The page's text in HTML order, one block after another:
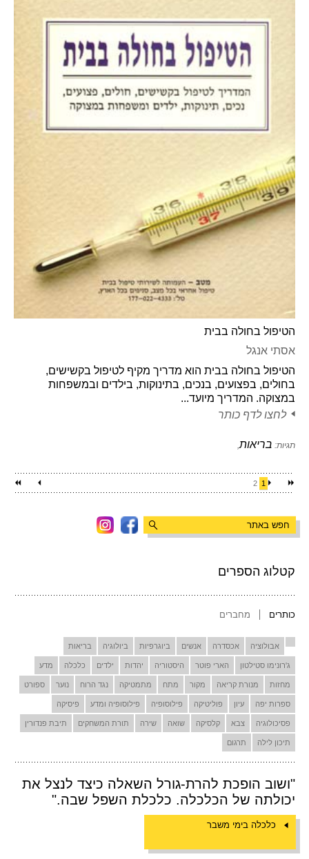
קטלוג הספרים
כותרים מחברים
אבולוציה אכסדרה אנשים ביוגרפיות ביולוגיה בריאות
ג'רונימו סטילטון הארי פוטר היסטוריה יהדות ילדים כלכלה מדע
מחזות מנורת קריאה מקור מתח מתמטיקה נגד הרוח נוער ספורט
ספרות יפה עיון פוליטיקה פילוסופיה פילוסופיה ומדע פיסיקה
פסיכולוגיה צבא קלסיקה שואה שירה תורת המשחקים תיבת פנדורין
תיכון לילה תרגום
"ושוב הופכת להרת-גורל השאלה כיצד לנצל את
יכולתה של הכלכלה. כלכלת השפל שבה."
כלכלה בימי משבר
הטיפול בחולה בבית
אסתי אנגל
הטיפול בחולה בבית הוא מדריך מקיף לטיפול בקשישים,
בחולים, בפצועים, בנכים, בתינוקות, בילדים ובמשפחות
במצוקה. המדריך מיועד...
לחצו לדף כותר
תגיות: בריאות,
1
2